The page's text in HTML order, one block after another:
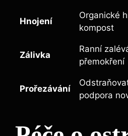
Hnojení
Organické
kompost
Zálivka
Ranní
přemokření
Prořezávání
podpora